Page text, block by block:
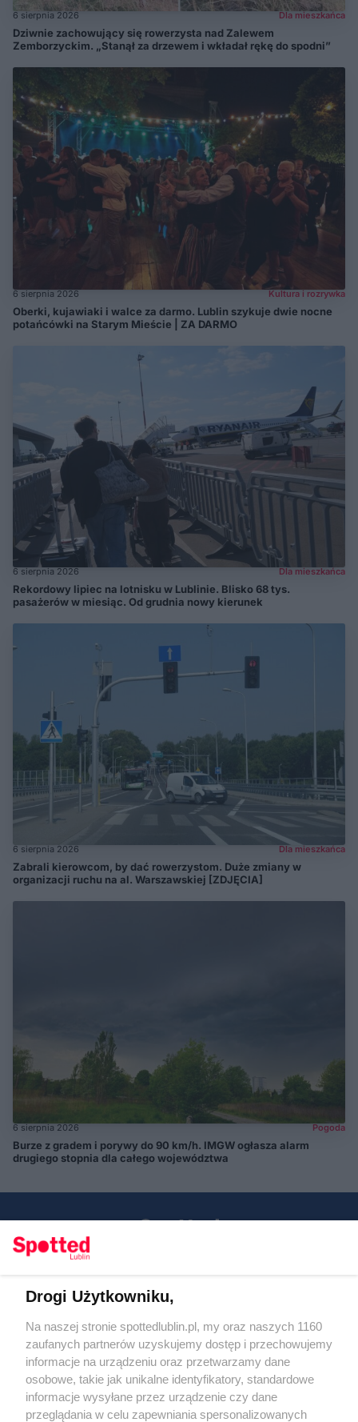
6 sierpnia 2026 Dla mieszkańca
Dziwnie zachowujący się rowerzysta nad Zalewem
Zemborzyckim. „Stanął za drzewem i wkładał rękę do spodni”
6 sierpnia 2026 Kultura i rozrywka
Oberki, kujawiaki i walce za darmo. Lublin szykuje dwie nocne
potańcówki na Starym Mieście | ZA DARMO
6 sierpnia 2026 Dla mieszkańca
Rekordowy lipiec na lotnisku w Lublinie. Blisko 68 tys.
pasażerów w miesiąc. Od grudnia nowy kierunek
6 sierpnia 2026 Dla mieszkańca
Zabrali kierowcom, by dać rowerzystom. Duże zmiany w
organizacji ruchu na al. Warszawskiej [ZDJĘCIA]
6 sierpnia 2026 Pogoda
Burze z gradem i porywy do 90 km/h. IMGW ogłasza alarm
drugiego stopnia dla całego województwa
KATEGORIE
Regulamin
Polityka prywatności
RODO
Warunki korzystania z treści
Drogi Użytkowniku,
Na naszej stronie spottedlublin.pl, my oraz naszych 1160
zaufanych partnerów uzyskujemy dostęp i przechowujemy
informacje na urządzeniu oraz przetwarzamy dane
osobowe, takie jak unikalne identyfikatory, standardowe
informacje wysyłane przez urządzenie czy dane
przeglądania w celu zapewniania spersonalizowanych